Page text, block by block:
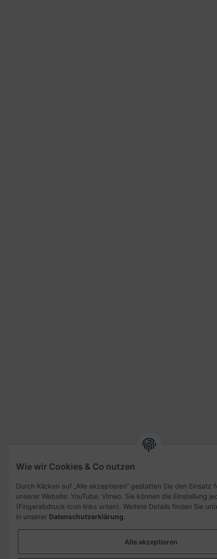
Wie wir Cookies & Co nutzen
Durch Klicken auf „Alle akzeptieren“ gestatten Sie den Einsatz
unserer Website: YouTube, Vimeo. Sie können die Einstellung
(Fingerabdruck-Icon links unten). Weitere Details finden Sie
in unserer Datenschutzerklärung.
Alle akzeptieren